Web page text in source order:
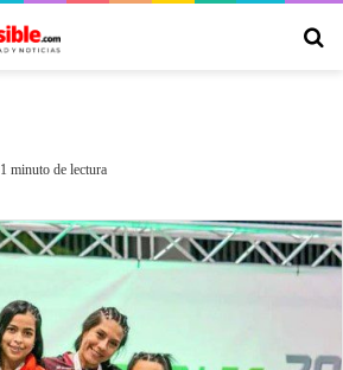
1 minuto de lectura